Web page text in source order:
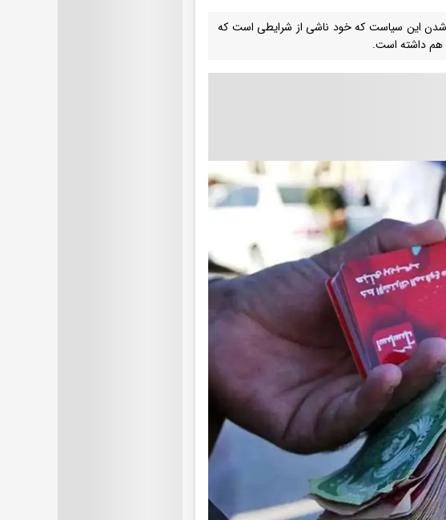
شدن این سیاست که خود ناشی از شرایطی است که
هم داشته است.